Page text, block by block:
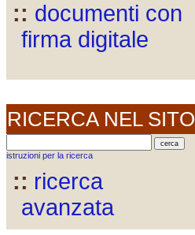
:: documenti con
firma digitale
RICERCA NEL SITO
istruzioni per la ricerca
:: ricerca
avanzata